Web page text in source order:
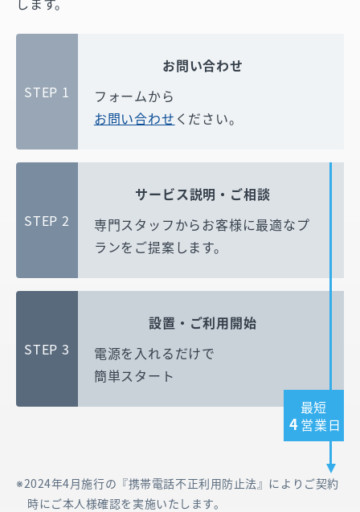
STEP 1
お問い合わせ
フォームから
お問い合わせ ください。
STEP 2
サービス説明・ご相談
専門スタッフからお客様に最適なプ
ランをご提案します。
最短
4 営業日
STEP 3
設置・ご利用開始
電源を入れるだけで
簡単スタート
2024年4月施行の『携帯電話不正利用防止法』によりご契約
時にご本人様確認を実施いたします。